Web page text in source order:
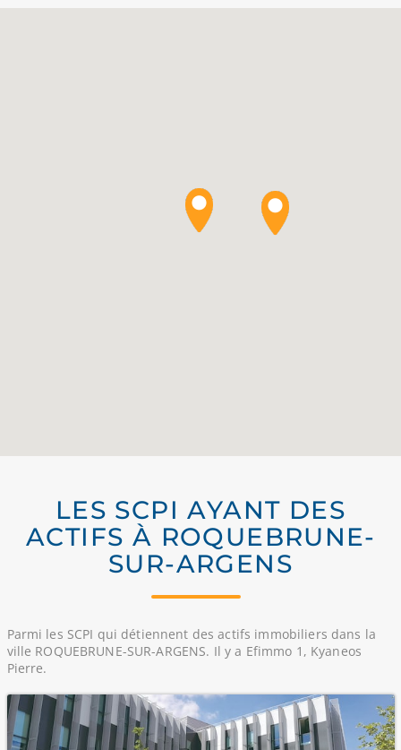
LES SCPI AYANT DES
ACTIFS À ROQUEBRUNE-
SUR-ARGENS
Parmi les SCPI qui détiennent des actifs immobiliers dans la
ville ROQUEBRUNE-SUR-ARGENS. Il y a Efimmo 1, Kyaneos
Pierre.